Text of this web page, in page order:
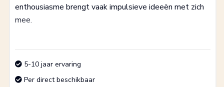
enthousiasme brengt vaak impulsieve ideeën met zich
mee.
5-10 jaar ervaring
Per direct beschikbaar